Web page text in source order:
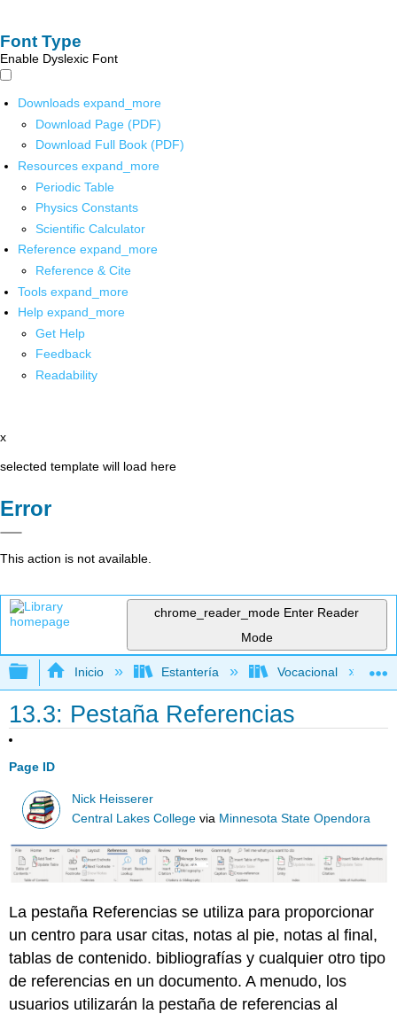
Font Type
Enable Dyslexic Font
Downloads expand_more
Download Page (PDF)
Download Full Book (PDF)
Resources expand_more
Periodic Table
Physics Constants
Scientific Calculator
Reference expand_more
Reference & Cite
Tools expand_more
Help expand_more
Get Help
Feedback
Readability
x
selected template will load here
Error
This action is not available.
chrome_reader_mode Enter Reader
Mode
Expandir/contraer jerarquía global
Inicio Estantería Vocacional
13.3: Pestaña Referencias
Page ID
Nick Heisserer
Central Lakes College via Minnesota State Opendora
La pestaña Referencias se utiliza para proporcionar
un centro para usar citas, notas al pie, notas al final,
tablas de contenido. bibliografías y cualquier otro tipo
de referencias en un documento. A menudo, los
usuarios utilizarán la pestaña de referencias al